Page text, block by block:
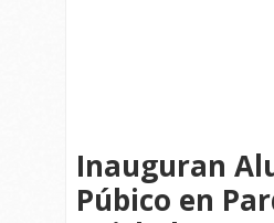
Inauguran
Púbico en